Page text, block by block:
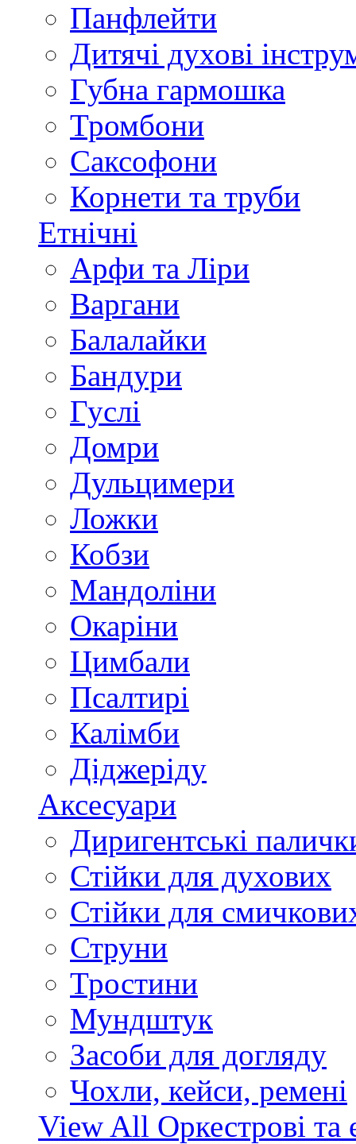
Панфлейти
Дитячі духові
Губна гармошка
Тромбони
Саксофони
Корнети та труби
Етнічні
Арфи та Ліри
Варгани
Балалайки
Бандури
Гуслі
Домри
Дульцимери
Ложки
Кобзи
Мандоліни
Окаріни
Цимбали
Псалтирі
Калімби
Діджеріду
Аксесуари
Диригентські
Стійки для духових
Стійки для
Струни
Тростини
Мундштук
Засоби для догляду
Чохли, кейси, ремені
View All Оркестрові та